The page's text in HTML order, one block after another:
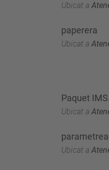
Ubicat a
paperera
Ubicat a
Paquet
Ubicat a
Ubicat a